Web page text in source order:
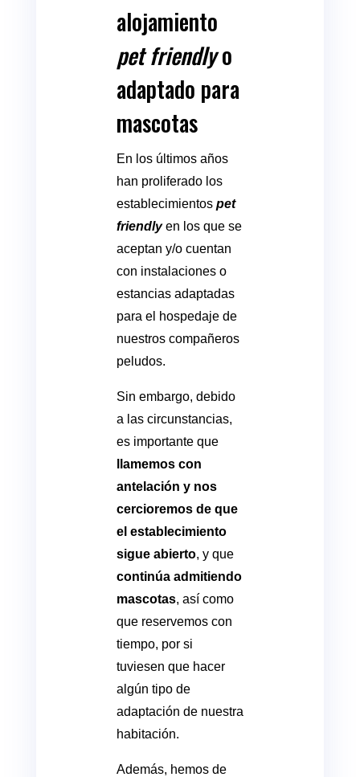
alojamiento
pet friendlyo
adaptado para
mascotas
En los últimos años
han proliferado los
establecimientos pet
friendlyen los que se
aceptan y/o cuentan
con instalaciones o
estancias adaptadas
para el hospedaje de
nuestros compañeros
peludos.
Sin embargo, debido
a las circunstancias,
es importante que
llamemos con
antelación y nos
cercioremos de que
el establecimiento
sigue abierto, y que
continúa admitiendo
mascotas, así como
que reservemos con
tiempo, por si
tuviesen que hacer
algún tipo de
adaptación de nuestra
habitación.
Además, hemos de